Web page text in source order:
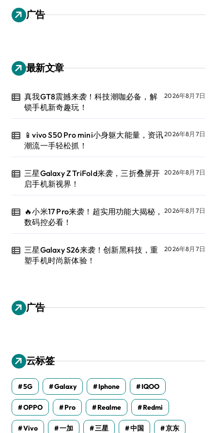
广告
最新文章
真我GT8震撼来袭！科技潮咖必备，解
锁手机新奇趣玩！
2026年8月7日
📱vivo S50 Pro mini小身躯大能量，资讯
潮流一手轻松抓！
2026年8月7日
三星Galaxy Z TriFold来袭，三折叠屏开
启手机新视界！
2026年8月7日
🔥小米17 Pro来袭！超实用功能大揭秘，
数码控必看！
2026年8月7日
三星Galaxy S26来袭！创新黑科技，重
塑手机时尚新体验！
2026年8月7日
广告
云标签
5G Galaxy Iphone IQOO
OPPO Pro Realme Redmi
Vivo 一加 三星 中国 京东